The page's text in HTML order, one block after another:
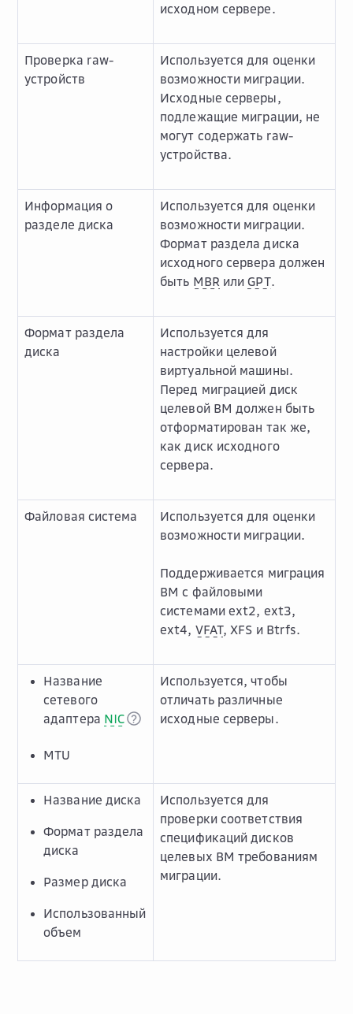
исходном сервере.
Проверка raw-
устройств
Используется для оценки
возможности миграции.
Исходные серверы,
подлежащие миграции, не
могут содержать raw-
устройства.
Информация о
разделе диска
Используется для оценки
возможности миграции.
Формат раздела диска
исходного сервера должен
быть MBRилиGPT.
Формат раздела
диска
Используется для
настройки целевой
виртуальной машины.
Перед миграцией диск
целевой ВМ должен быть
отформатирован так же,
как диск исходного
сервера.
Файловая система
Используется для оценки
возможности миграции.
Поддерживается миграция
ВМ с файловыми
системами ext2, ext3,
ext4, VFAT, XFS и Btrfs.
Название
сетевого
адаптера NIC
MTU
Используется, чтобы
отличать различные
исходные серверы.
Название диска
Формат раздела
диска
Размер диска
Использованный
объем
Используется для
проверки соответствия
спецификаций дисков
целевых ВМ требованиям
миграции.